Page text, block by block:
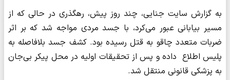
به گزارش سایت جنایی، چند روز پیش، رهگذری در حالی که از
مسیر بیابانی عبور می‌کرد، با جسد مردی مواجه شد که بر اثر
ضربات متعدد چاقو به قتل رسیده بود. کشف جسد بلافاصله به
پلیس اطلاع داده و پس از تحقیقات اولیه در محل پیکر بی‌جان
به پزشکی قانونی منتقل شد.